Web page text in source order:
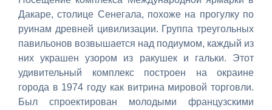
Дакаре, столице Сенегала, похоже на прогулку по
руинам древней цивилизации. Группа треугольных
павильонов возвышается над подиумом, каждый из
них украшен узором из ракушек и гальки. Этот
удивительный комплекс построен на окраине
города в 1974 году как витрина мировой торговли.
Был спроектирован молодыми французскими